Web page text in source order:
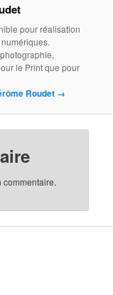
pour réalisation
le Print que pour
Roudet →